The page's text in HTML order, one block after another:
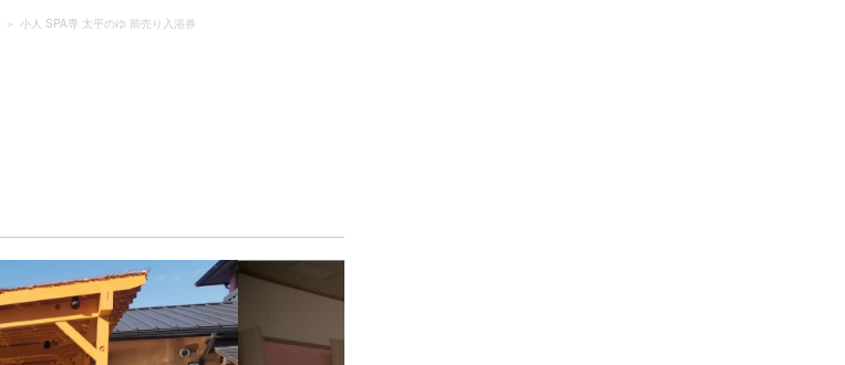
小人 SPA専 太平のゆ 前売り入浴券